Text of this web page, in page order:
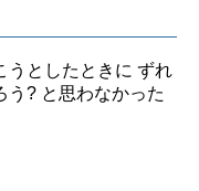
うとしたときに ずれ
う? と思わなかった